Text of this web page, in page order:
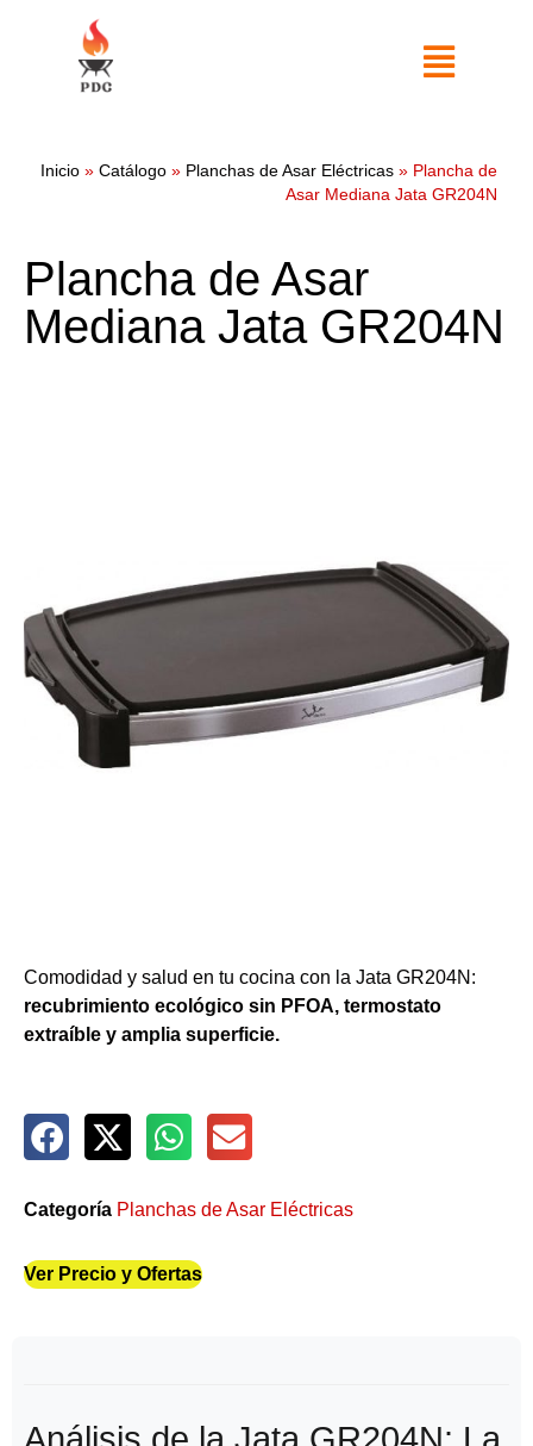
Inicio » Catálogo » Planchas de Asar Eléctricas » Plancha de
Asar Mediana Jata GR204N
Plancha de Asar
Mediana Jata GR204N
Comodidad y salud en tu cocina con la Jata GR204N:
recubrimiento ecológico sin PFOA, termostato
extraíble y amplia superficie.
Categoría Planchas de Asar Eléctricas
Ver Precio y Ofertas